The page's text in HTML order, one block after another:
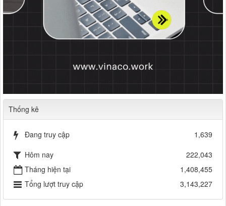
Thống kê
Đang truy cập
1,639
Hôm nay
222,043
Tháng hiện tại
1,408,455
Tổng lượt truy cập
3,143,227